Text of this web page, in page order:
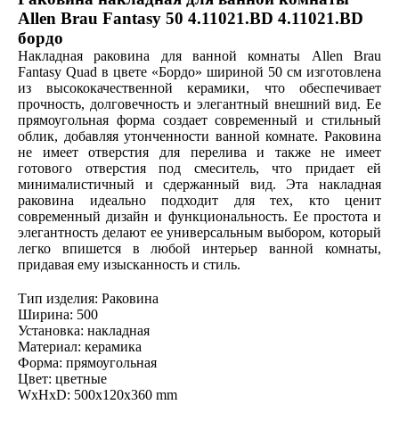
Allen Brau Fantasy 50 4.11021.BD 4.11021.BD
бордо
Накладная раковина для ванной комнаты Allen Brau
Fantasy Quad в цвете «Бордо» шириной 50 см изготовлена
из высококачественной керамики, что обеспечивает
прочность, долговечность и элегантный внешний вид. Ее
прямоугольная форма создает современный и стильный
облик, добавляя утонченности ванной комнате. Раковина
не имеет отверстия для перелива и также не имеет
готового отверстия под смеситель, что придает ей
минималистичный и сдержанный вид. Эта накладная
раковина идеально подходит для тех, кто ценит
современный дизайн и функциональность. Ее простота и
элегантность делают ее универсальным выбором, который
легко впишется в любой интерьер ванной комнаты,
придавая ему изысканность и стиль.
Тип изделия: Раковина
Ширина: 500
Установка: накладная
Материал: керамика
Форма: прямоугольная
Цвет: цветные
WxHxD: 500x120x360 mm